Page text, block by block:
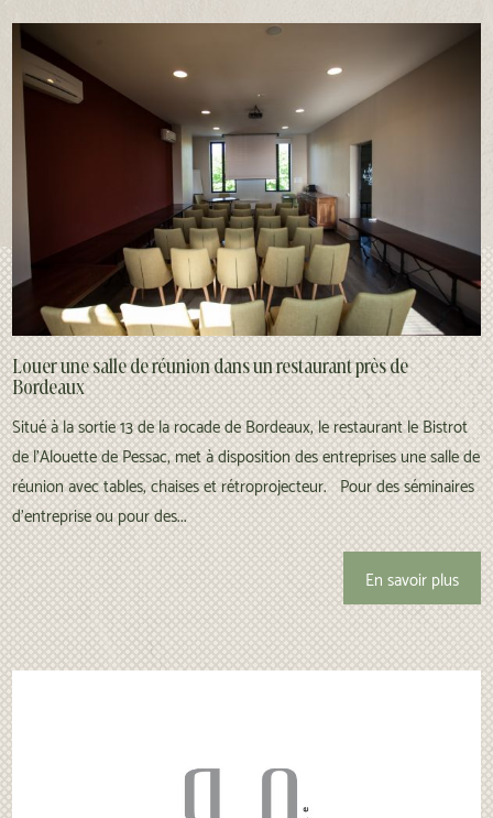
Louer une salle de réunion dans un restaurant près de
Bordeaux
Situé à la sortie 13 de la rocade de Bordeaux, le restaurant le Bistrot
de l'Alouette de Pessac, met à disposition des entreprises une salle de
réunion avec tables, chaises et rétroprojecteur. Pour des séminaires
d'entreprise ou pour des...
En savoir plus